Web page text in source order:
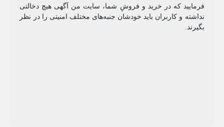
فرمایید که در خرید و فروشِ شما، سایت من آگهی هیچ دخالتی
نداشته و کاربران باید خودشان جنبه‌های مختلف امنیتی را در نظر
بگیرند.